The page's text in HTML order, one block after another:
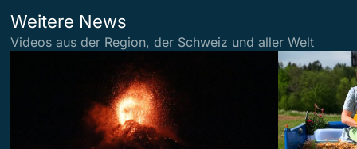
Weitere News
Videos aus der Region, der Schweiz und aller Welt